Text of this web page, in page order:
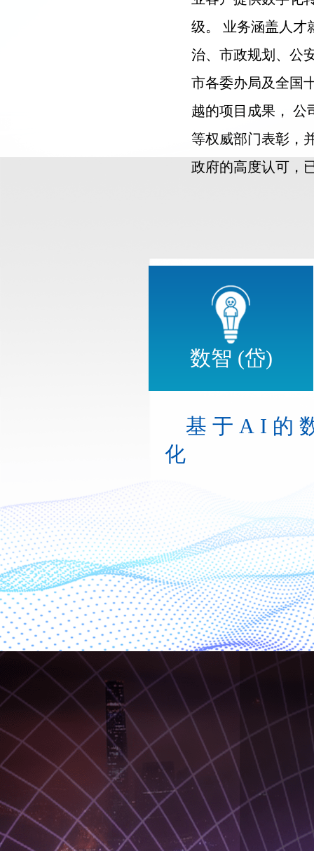
级。 业务涵盖人才
治、市政规划、公
市各委办局及全国
越的项目成果， 公
等权威部门表彰，
政府的高度认可，
数智 (岱)
基于AI的
化